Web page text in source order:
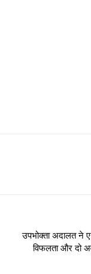
उपभोक्ता अदालत ने
विफलता और दो